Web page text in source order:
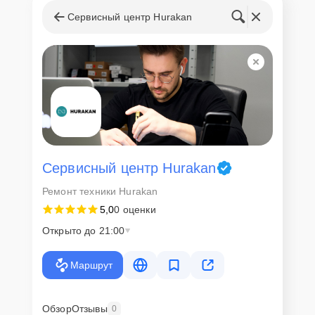
запчастей
Для всех клиентов действуют демократичные и фиксированные
цены. Конечная стоимость работ обсуждается с клиентом и не в
коем случае не может измениться в процессе работ. Сервис не
навязывает клиентам дополнительные услуги и не
предусматривает скрытые платежи. Рассчитать предварительную
стоимость ремонта можно с помощью нашегоКалькулятора
Скорость диагностики и
ремонта
Наша компания ценит время клиентов и понимает важность
оперативного решения любых вопросов. В среднем, ремонт
клиент сможет забрать свой гаджет в этот же день. При
Внимание! Устройство отправляется на ремонт только после
согласования вариантов запчастей и стоимости ремонта с
изменена в процессе или после завершения работ.
Сервисный центр Hurakan
Сервисный центр Hurakan
Ремонт техники Hurakan
5,00 оценки
Открыто до 21:00
Маршрут
ОбзорОтзывы 0